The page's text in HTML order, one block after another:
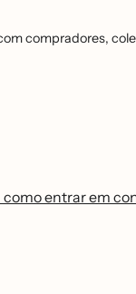
compradores,
como entrar em